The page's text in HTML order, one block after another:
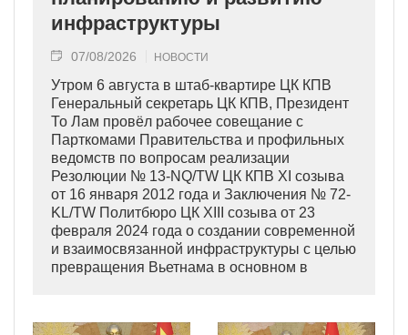
инфраструктуры
07/08/2026 НОВОСТИ
Утром 6 августа в штаб-квартире ЦК КПВ
Генеральный секретарь ЦК КПВ, Президент
То Лам провёл рабочее совещание с
Парткомами Правительства и профильных
ведомств по вопросам реализации
Резолюции № 13-NQ/TW ЦК КПВ XI созыва
от 16 января 2012 года и Заключения № 72-
KL/TW Политбюро ЦК XIII созыва от 23
февраля 2024 года о создании современной
и взаимосвязанной инфраструктуры с целью
превращения Вьетнама в основном в